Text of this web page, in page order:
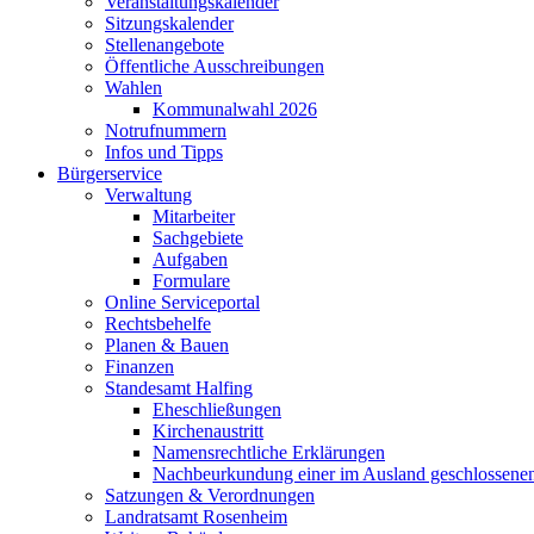
Sitzungskalender
Stellenangebote
Öffentliche Ausschreibungen
Wahlen
Kommunalwahl 2026
Notrufnummern
Infos und Tipps
Bürgerservice
Verwaltung
Mitarbeiter
Sachgebiete
Aufgaben
Formulare
Online Serviceportal
Rechtsbehelfe
Planen & Bauen
Finanzen
Standesamt Halfing
Eheschließungen
Kirchenaustritt
Namensrechtliche Erklärungen
Nachbeurkundung einer im Ausland
Satzungen & Verordnungen
Landratsamt Rosenheim